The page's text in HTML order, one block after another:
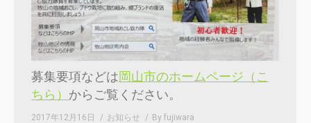
募集要項などは岡山市のホームページ（こ
ちら） からご覧ください。
2017年12月16日 お知らせ By fujiwara